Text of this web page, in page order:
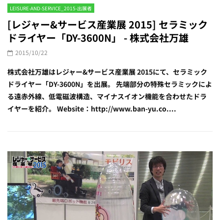
LEISURE-AND-SERVICE_2015-出展者
[レジャー&サービス産業展 2015] セラミック
ドライヤー「DY-3600N」 - 株式会社万雄
2015/10/22
株式会社万雄はレジャー&サービス産業展 2015にて、セラミック
ドライヤー「DY-3600N」を出展。 先端部分の特殊セラミックによ
る遠赤外線、低電磁波構造、マイナスイオン機能を合わせたドラ
イヤーを紹介。 Website：http://www.ban-yu.co....